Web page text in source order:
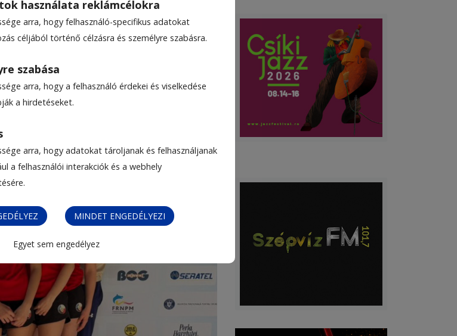
használata reklámcélokra
arra, hogy felhasználó-specifikus adatokat
céljából történő célzásra és személyre szabásra.
szabása
arra, hogy a felhasználó érdekei és viselkedése
a hirdetéseket.
arra, hogy adatokat tároljanak és felhasználjanak
a felhasználói interakciók és a webhely
MINDET ENGEDÉLYEZI
Egyet sem engedélyez
a Csíkszeredai VSK úszói az
– megrendezett
sportoló képviselte.